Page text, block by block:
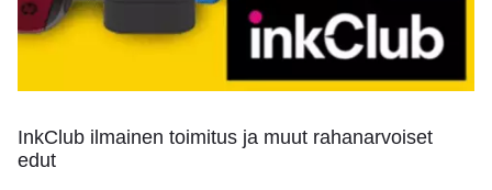
InkClub ilmainen toimitus ja muut rahanarvoiset
edut